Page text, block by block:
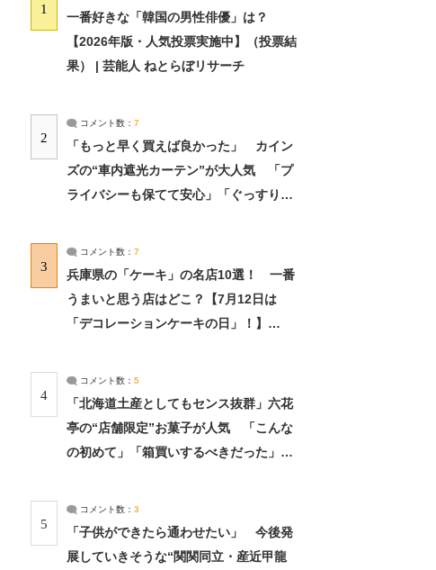
1
一番好きな「韓国の男性俳優」は？
【2026年版・人気投票実施中】（投票結
果） | 芸能人 ねとらぼリサーチ
2
コメント数： 7
「もっと早く買えば良かった」 カイン
ズの“車内遮光カーテン”が大人気 「プ
ライバシーも保てて安心」「ぐっすり眠
3
コメント数： 7
兵庫県の「ケーキ」の名店10選！ 一番
うまいと思う店はどこ？【7月12日は
「デコレーションケーキの日」！】
4
コメント数： 5
「北海道土産としてもセンス抜群」六花
亭の“店舗限定”お菓子が人気 「こんな
の初めて」「箱買いするべきだった」
5
コメント数： 3
「子供ができたら通わせたい」 今後発
展していきそうな“関関同立・産近甲龍